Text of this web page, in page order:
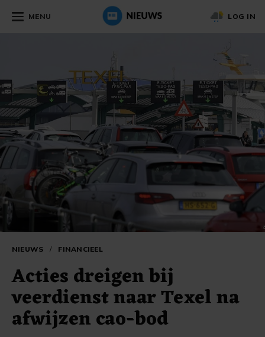
MENU LOG IN
NIEUWS / FINANCIEEL
Acties dreigen bij
veerdienst naar Texel na
afwijzen cao-bod